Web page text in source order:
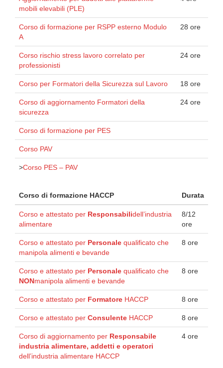
mobili elevabili (PLE)
Corso di formazione per RSPP esterno Modulo
A
28 ore
Corso rischio stress lavoro correlato per
professionisti
24 ore
Corso per Formatori della Sicurezza sul Lavoro 18 ore
Corso di aggiornamento Formatori della
sicurezza
24 ore
Corso di formazione per PES
Corso PAV
>Corso PES – PAV
Corso di formazione HACCP Durata
Corso e attestato per Responsabilidell’industria
alimentare
8/12
ore
Corso e attestato per Personale qualificato che
manipola alimenti e bevande
8 ore
Corso e attestato per Personale qualificato che
NONmanipola alimenti e bevande
8 ore
Corso e attestato per Formatore HACCP 8 ore
Corso e attestato per Consulente HACCP 8 ore
Corso di aggiornamento per Responsabile
industria alimentare, addetti e operatori
dell’industria alimentare HACCP
4 ore